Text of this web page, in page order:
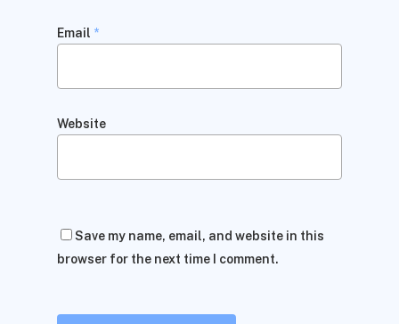
Email *
Website
Save my name, email, and website in this
browser for the next time I comment.